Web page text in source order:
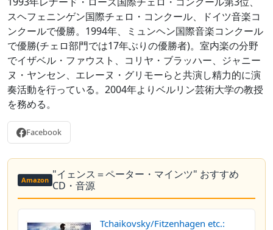
スヘフェニンゲン国際チェロ・コンクール、ドイツ音楽コ
ンクールで優勝。1994年、ミュンヘン国際音楽コンクール
で優勝(チェロ部門では17年ぶりの優勝者)。室内楽の分野
でイザベル・ファウスト、コリヤ・ブラッハー、ジャニー
ヌ・ヤンセン、エレーヌ・グリモーらと共演し精力的に演
奏活動を行っている。2004年よりベルリン芸術大学の教授
を務める。
Facebook
Amazon "イェンス＝ペーター・マインツ" おすすめ
CD・音源
Tchaikovsky/Fitzenhagen etc.: